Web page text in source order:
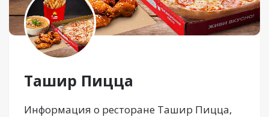
Ташир Пицца
Информация о ресторане Ташир Пицца,